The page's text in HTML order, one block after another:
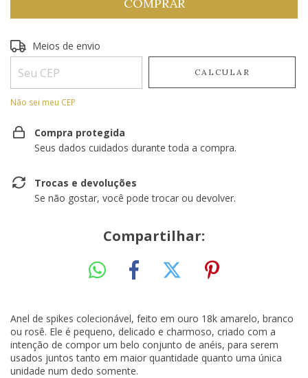
Entregas para o CEP:
Meios de envio
CALCULAR
Não sei meu CEP
Compra protegida
Seus dados cuidados durante toda a compra.
Trocas e devoluções
Se não gostar, você pode trocar ou devolver.
Compartilhar:
Anel de spikes colecionável, feito em ouro 18k amarelo, branco
ou rosê. Ele é pequeno, delicado e charmoso, criado com a
intenção de compor um belo conjunto de anéis, para serem
usados juntos tanto em maior quantidade quanto uma única
unidade num dedo somente.